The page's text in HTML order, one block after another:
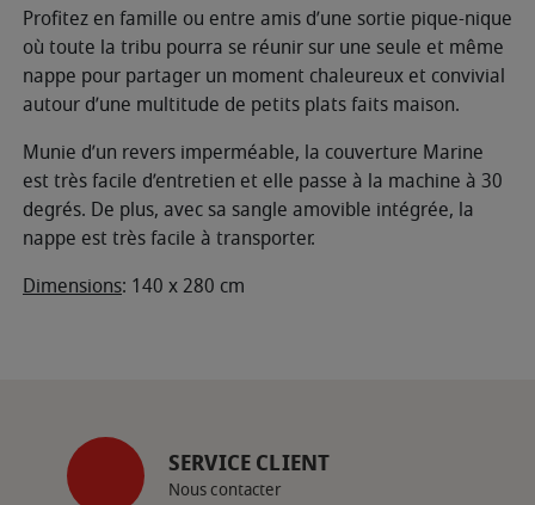
Profitez en famille ou entre amis d’une sortie pique-nique
où toute la tribu pourra se réunir sur une seule et même
nappe pour partager un moment chaleureux et convivial
autour d’une multitude de petits plats faits maison.
Munie d’un revers imperméable, la couverture Marine
est très facile d’entretien et elle passe à la machine à 30
degrés. De plus, avec sa sangle amovible intégrée, la
nappe est très facile à transporter.
Dimensions: 140 x 280 cm
SERVICE CLIENT
Nous contacter